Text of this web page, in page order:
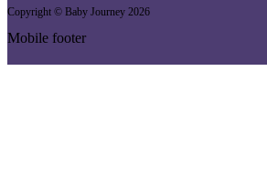
Copyright © Baby Journey 2026
Mobile footer